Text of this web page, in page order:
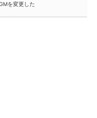
を変更した